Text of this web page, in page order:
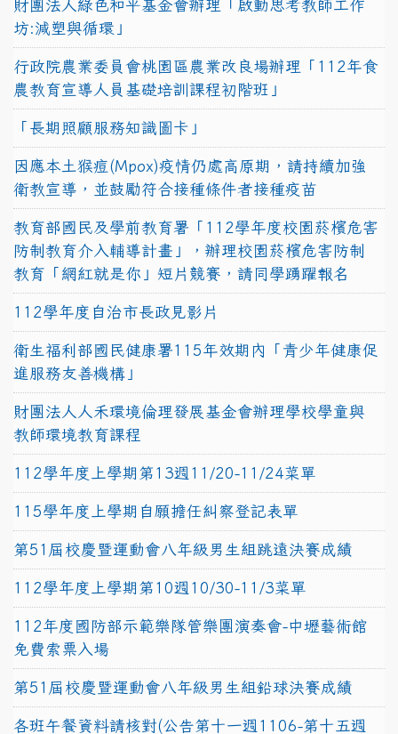
財團法人綠色和平基金會辦理「啟動思考教師工作
坊:減塑與循環」
行政院農業委員會桃園區農業改良場辦理「112年食
農教育宣導人員基礎培訓課程初階班」
「長期照顧服務知識圖卡」
因應本土猴痘(Mpox)疫情仍處高原期，請持續加強
衛教宣導，並鼓勵符合接種條件者接種疫苗
教育部國民及學前教育署「112學年度校園菸檳危害
防制教育介入輔導計畫」，辦理校園菸檳危害防制
教育「網紅就是你」短片競賽，請同學踴躍報名
112學年度自治市長政見影片
衛生福利部國民健康署115年效期內「青少年健康促
進服務友善機構」
財團法人人禾環境倫理發展基金會辦理學校學童與
教師環境教育課程
112學年度上學期第13週11/20-11/24菜單
115學年度上學期自願擔任糾察登記表單
第51屆校慶暨運動會八年級男生組跳遠決賽成績
112學年度上學期第10週10/30-11/3菜單
112年度國防部示範樂隊管樂團演奏會-中壢藝術館
免費索票入場
第51屆校慶暨運動會八年級男生組鉛球決賽成績
各班午餐資料請核對(公告第十一週1106-第十五週